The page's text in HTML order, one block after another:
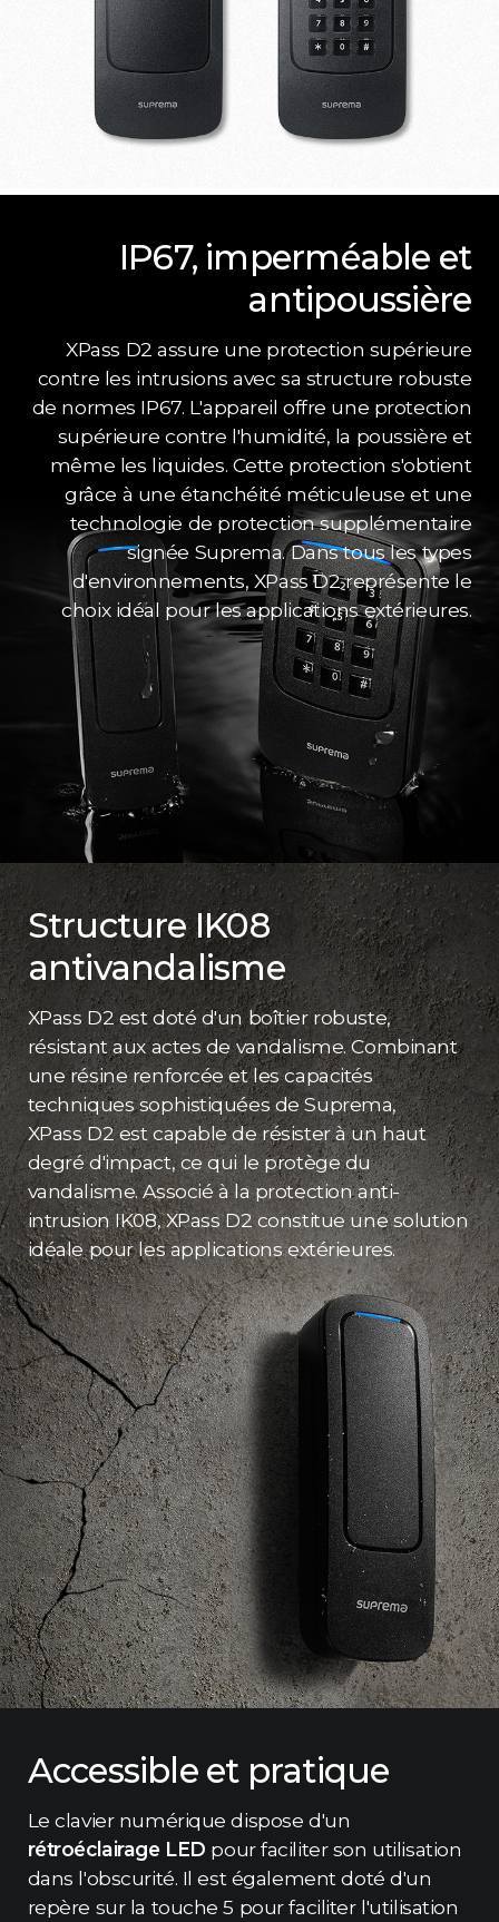
IP67, imperméable et
antipoussière
XPass D2 assure une protection supérieure
contre les intrusions avec sa structure robuste
de normes IP67. L'appareil offre une protection
supérieure contre l'humidité, la poussière et
même les liquides. Cette protection s'obtient
grâce à une étanchéité méticuleuse et une
technologie de protection supplémentaire
signée Suprema. Dans tous les types
d'environnements, XPass D2 représente le
choix idéal pour les applications extérieures.
Structure IK08
antivandalisme
XPass D2 est doté d'un boîtier robuste,
résistant aux actes de vandalisme. Combinant
une résine renforcée et les capacités
techniques sophistiquées de Suprema,
XPass D2 est capable de résister à un haut
degré d'impact, ce qui le protège du
vandalisme. Associé à la protection anti-
intrusion IK08, XPass D2 constitue une solution
idéale pour les applications extérieures.
Accessible et pratique
Le clavier numérique dispose d'un
rétroéclairage LED pour faciliter son utilisation
dans l'obscurité. Il est également doté d'un
repère sur la touche 5 pour faciliter l'utilisation